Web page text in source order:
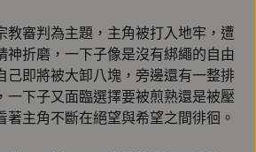
教審判為主題，主角被打入地牢，遭
神折磨，一下子像是沒有綁繩的自由
己即將被大卸八塊，旁邊還有一整排
一下子又面臨選擇要被煎熟還是被壓
著主角不斷在絕望與希望之間徘徊。